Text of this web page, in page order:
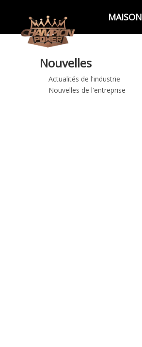
MAISON
Nouvelles
Actualités de l'industrie
Nouvelles de l'entreprise